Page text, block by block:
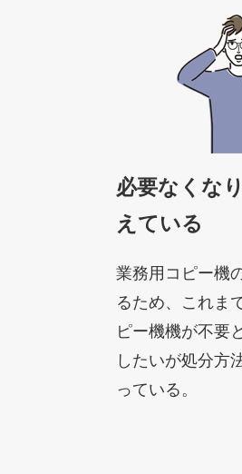
必要なくな
えている
業務用コピー機
るため、これま
ピー機機が不要
したいが処分方
っている。